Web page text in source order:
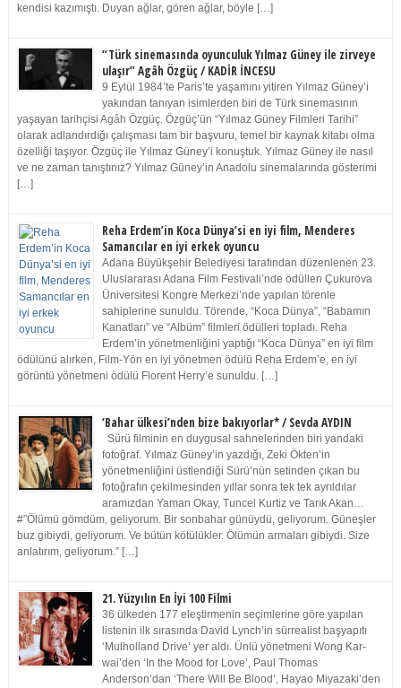
kendisi kazımıştı. Duyan ağlar, gören ağlar, böyle […]
“Türk sinemasında oyunculuk Yılmaz Güney ile zirveye
ulaşır” Agâh Özgüç / KADİR İNCESU
9 Eylül 1984’te Paris’te yaşamını yitiren Yılmaz Güney’i
yakından tanıyan isimlerden biri de Türk sinemasının
yaşayan tarihçisi Agâh Özgüç. Özgüç’ün “Yılmaz Güney Filmleri Tarihi”
olarak adlandırdığı çalışması tam bir başvuru, temel bir kaynak kitabı olma
özelliği taşıyor. Özgüç ile Yılmaz Güney’i konuştuk. Yılmaz Güney ile nasıl
ve ne zaman tanıştınız? Yılmaz Güney’in Anadolu sinemalarında gösterimi
[…]
Reha Erdem’in Koca Dünya’si en iyi film, Menderes
Samancılar en iyi erkek oyuncu
Adana Büyükşehir Belediyesi tarafından düzenlenen 23.
Uluslararası Adana Film Festivali’nde ödüllen Çukurova
Üniversitesi Kongre Merkezi’nde yapılan törenle
sahiplerine sunuldu. Törende, “Koca Dünya”, “Babamın
Kanatları” ve “Albüm” filmleri ödülleri topladı. Reha
Erdem’in yönetmenliğini yaptığı “Koca Dünya” en iyi film
ödülünü alırken, Film-Yön en iyi yönetmen ödülü Reha Erdem’e, en iyi
görüntü yönetmeni ödülü Florent Herry’e sunuldu. […]
‘Bahar ülkesi’nden bize bakıyorlar* / Sevda AYDIN
Sürü filminin en duygusal sahnelerinden biri yandaki
fotoğraf. Yılmaz Güney’in yazdığı, Zeki Ökten’in
yönetmenliğini üstlendiği Sürü’nün setinden çıkan bu
fotoğrafın çekilmesinden yıllar sonra tek tek ayrıldılar
aramızdan Yaman Okay, Tuncel Kurtiz ve Tarık Akan…
#”Ölümü gömdüm, geliyorum. Bir sonbahar günüydü, geliyorum. Güneşler
buz gibiydi, geliyorum. Ve bütün kötülükler. Ölümün armaları gibiydi. Size
anlatırım, geliyorum.” […]
21. Yüzyılın En İyi 100 Filmi
36 ülkeden 177 eleştirmenin seçimlerine göre yapılan
listenin ilk sırasında David Lynch’in sürrealist başyapıtı
‘Mulholland Drive’ yer aldı. Ünlü yönetmeni Wong Kar-
wai’den ‘In the Mood for Love’, Paul Thomas
Anderson’dan ‘There Will Be Blood’, Hayao Miyazaki’den